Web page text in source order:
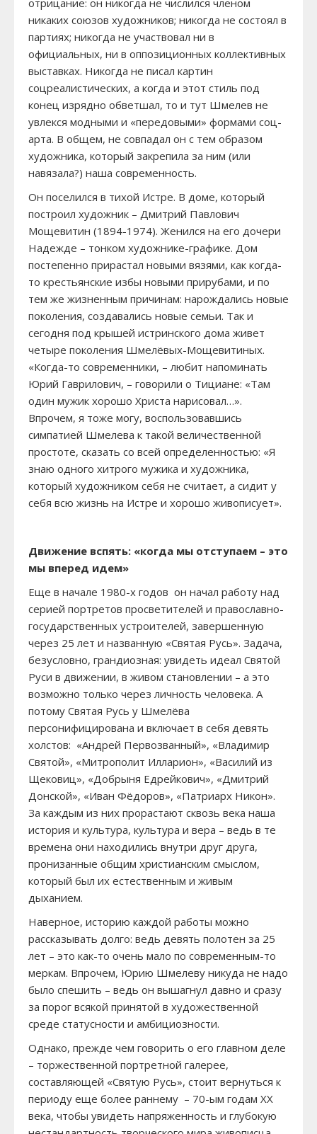
отрицание: он никогда не числился членом
никаких союзов художников; никогда не состоял в
партиях; никогда не участвовал ни в
официальных, ни в оппозиционных коллективных
выставках. Никогда не писал картин
соцреалистических, а когда и этот стиль под
конец изрядно обветшал, то и тут Шмелев не
увлекся модными и «передовыми» формами соц-
арта. В общем, не совпадал он с тем образом
художника, который закрепила за ним (или
навязала?) наша современность.
Он поселился в тихой Истре. В доме, который
построил художник – Дмитрий Павлович
Мощевитин (1894-1974). Женился на его дочери
Надежде – тонком художнике-графике. Дом
постепенно прирастал новыми вязями, как когда-
то крестьянские избы новыми прирубами, и по
тем же жизненным причинам: нарождались новые
поколения, создавались новые семьи. Так и
сегодня под крышей истринского дома живет
четыре поколения Шмелёвых-Мощевитиных.
«Когда-то современники, – любит напоминать
Юрий Гаврилович, – говорили о Тициане: «Там
один мужик хорошо Христа нарисовал…».
Впрочем, я тоже могу, воспользовавшись
симпатией Шмелева к такой величественной
простоте, сказать со всей определенностью: «Я
знаю одного хитрого мужика и художника,
который художником себя не считает, а сидит у
себя всю жизнь на Истре и хорошо живописует».
Движение вспять: «когда мы отступаем – это
мы вперед идем»
Еще в начале 1980-х годов он начал работу над
серией портретов просветителей и православно-
государственных устроителей, завершенную
через 25 лет и названную «Святая Русь». Задача,
безусловно, грандиозная: увидеть идеал Святой
Руси в движении, в живом становлении – а это
возможно только через личность человека. А
потому Святая Русь у Шмелёва
персонифицирована и включает в себя девять
холстов: «Андрей Первозванный», «Владимир
Святой», «Митрополит Илларион», «Василий из
Щековиц», «Добрыня Едрейкович», «Дмитрий
Донской», «Иван Фёдоров», «Патриарх Никон».
За каждым из них прорастают сквозь века наша
история и культура, культура и вера – ведь в те
времена они находились внутри друг друга,
пронизанные общим христианским смыслом,
который был их естественным и живым
дыханием.
Наверное, историю каждой работы можно
рассказывать долго: ведь девять полотен за 25
лет – это как-то очень мало по современным-то
меркам. Впрочем, Юрию Шмелеву никуда не надо
было спешить – ведь он вышагнул давно и сразу
за порог всякой принятой в художественной
среде статусности и амбициозности.
Однако, прежде чем говорить о его главном деле
– торжественной портретной галерее,
составляющей «Святую Русь», стоит вернуться к
периоду еще более раннему – 70-ым годам XX
века, чтобы увидеть напряженность и глубокую